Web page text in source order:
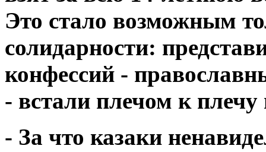
Это стало возможным
солидарности:
конфессий -
- встали плечом к
- За что казаки